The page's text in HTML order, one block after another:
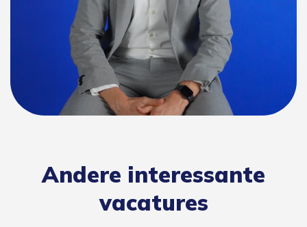
Andere interessante
vacatures